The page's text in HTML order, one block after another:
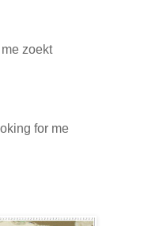
zoekt
for me